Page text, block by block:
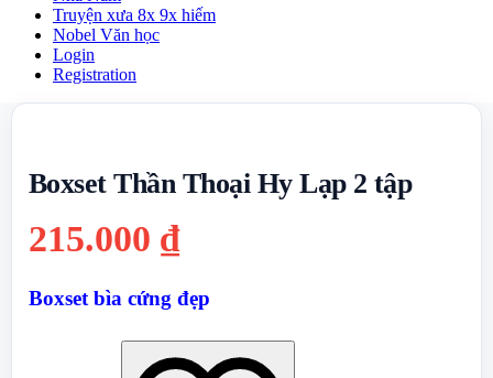
Truyện xưa 8x 9x hiếm
Nobel Văn học
Login
Registration
Boxset Thần Thoại Hy Lạp 2 tập
215.000 ₫
Boxset bìa cứng đẹp